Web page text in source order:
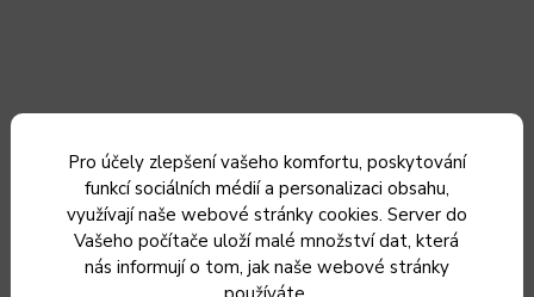
Pro účely zlepšení vašeho komfortu, poskytování
funkcí sociálních médií a personalizaci obsahu,
využívají naše webové stránky cookies. Server do
Vašeho počítače uloží malé množství dat, která
nás informují o tom, jak naše webové stránky
KOLIMAX Pánev COMFORT, průměr 22 cm, objem 1.6 l